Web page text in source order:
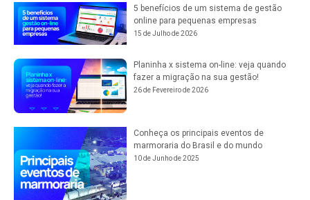
5 benefícios de um sistema de gestão
online para pequenas empresas
15 de Julho de 2026
Planinha x sistema on-line: veja quando
fazer a migração na sua gestão!
26 de Fevereiro de 2026
Conheça os principais eventos de
marmoraria do Brasil e do mundo
10 de Junho de 2025